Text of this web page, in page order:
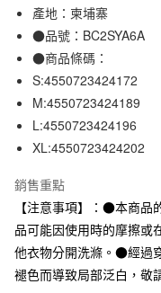
合作金庫商業銀行
華南商業銀行
上海商業儲蓄銀行
臺灣中小企業銀行
匯豐（台灣）商業銀行
聯邦商業銀行
元大商業銀行
台新國際商業銀行
台灣樂天信用卡公司
超商取貨付款
LINE Pay
Apple Pay
街口支付
悠遊付
運送方式
全家取貨付款
每筆NT$65，滿
付款後全家取貨
產地：柬埔寨
●品號：BC2SYA6A
●商品條碼：
S:4550723424172
M:4550723424189
L:4550723424196
XL:4550723424202
銷售重點
【注意事項】：●本商
品可能因使用時的摩擦或
他衣物分開洗滌。●經過
褪色而導致局部泛白，敬